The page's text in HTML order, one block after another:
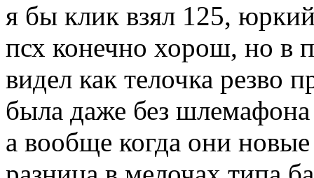
я бы клик взял 125,
псх конечно хорош, но в
видел как телочка резво
была даже без шлемафона
а вообще когда они